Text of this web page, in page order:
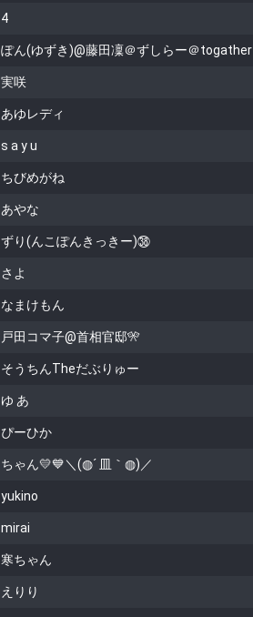
4
ぽん(ゆずき)@藤田凜＠ずしらー＠togather
実咲
あゆレディ
s a y u
ちびめがね
あやな
ずり(んこぽんきっきー)㊳
さよ
なまけもん
戸田コマ子@首相官邸🎌
そうちんTheだぶりゅー
ゆ あ
ぴーひか
ちゃん💛💙＼(◍´ 皿｀◍)／
yukino
mirai
寒ちゃん
えりり